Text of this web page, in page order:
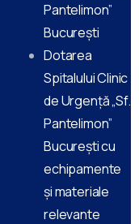
Pantelimon”
București
Dotarea
Spitalului Clinic
de Urgență „Sf.
Pantelimon”
București cu
echipamente
și materiale
relevante